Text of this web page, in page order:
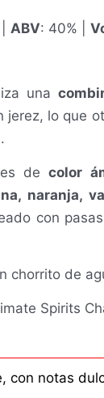
ABV: 40% |
una
jerez, lo que
es decolor
naranja,
con
chorrito de
Spirits
con notas